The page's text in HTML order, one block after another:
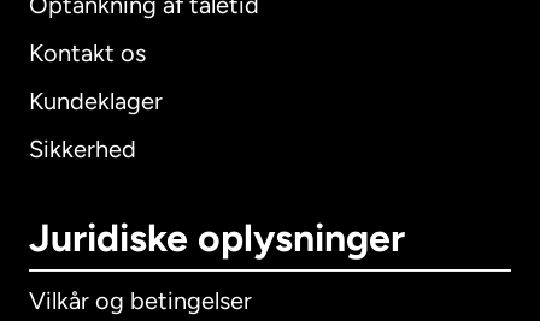
Kontakt os
Kundeklager
Sikkerhed
Juridiske oplysninger
Vilkår og betingelser